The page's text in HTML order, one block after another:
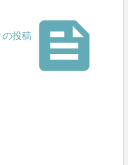

の投稿